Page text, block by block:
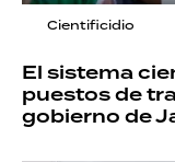
Cientificidio
El sistema
puestos de
gobierno de